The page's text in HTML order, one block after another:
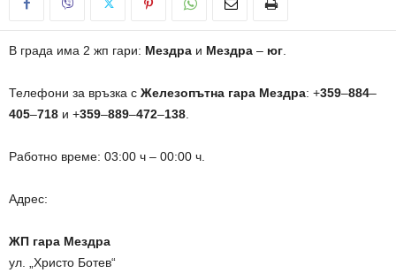
В града има 2 жп гари: Мездра и Мездра – юг
Телефони за връзка с Железопътна гара Мездра: +359–884–
405–718 и +359–889–472–138
Работно време: 03:00 ч – 00:00 ч.
Адрес:
ЖП гара Мездра
ул. „Христо Ботев“